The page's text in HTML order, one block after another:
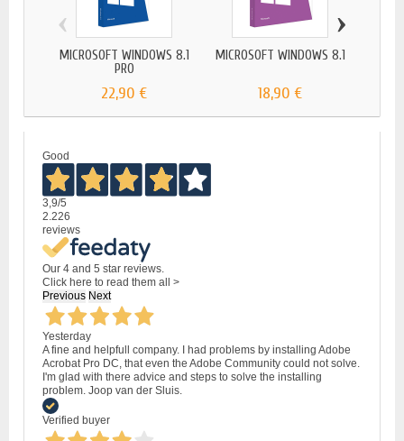
MICROSOFT WINDOWS 8.1
PRO
22,90 €
MICROSOFT WINDOWS 8.1
18,90 €
‹ ›
Good
3,9/5
2.226
reviews
Our 4 and 5 star reviews.
Click here to read them all >
Previous Next
Yesterday
A fine and helpfull company. I had problems by installing Adobe
Acrobat Pro DC, that even the Adobe Community could not solve.
I'm glad with there advice and steps to solve the installing
problem. Joop van der Sluis.
Verified buyer